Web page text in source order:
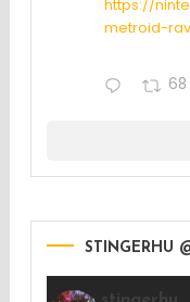
https://
metroid-
68
STINGERHU